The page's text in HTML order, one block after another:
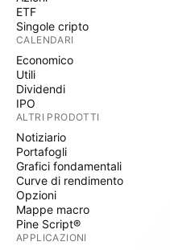
ETF
Singole cripto
CALENDARI
Economico
Utili
Dividendi
IPO
ALTRI PRODOTTI
Notiziario
Portafogli
Grafici fondamentali
Curve di rendimento
Opzioni
Mappe macro
Pine Script®
APPLICAZIONI